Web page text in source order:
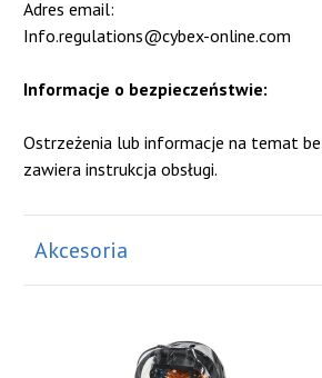
Adres email:
Info.regulations@cybex-online.com
Informacje o bezpieczeństwie:
Ostrzeżenia lub informacje na temat
zawiera instrukcja obsługi.
Akcesoria